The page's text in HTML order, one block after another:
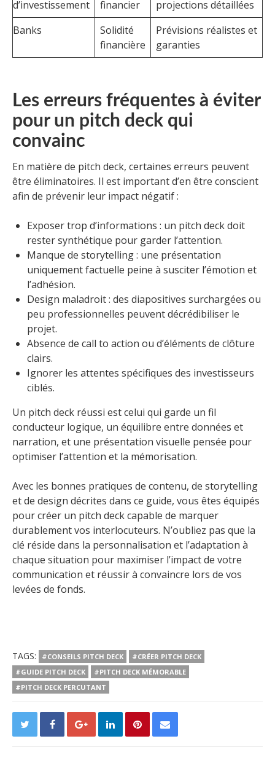
d’investissement
financier
projections détaillées
Banks
Solidité
financière
Prévisions réalistes et
garanties
Les erreurs fréquentes à éviter
pour un pitch deck qui
convainc
En matière de pitch deck, certaines erreurs peuvent
être éliminatoires. Il est important d’en être conscient
afin de prévenir leur impact négatif :
Exposer trop d’informations : un pitch deck doit
rester synthétique pour garder l’attention.
Manque de storytelling : une présentation
uniquement factuelle peine à susciter l’émotion et
l’adhésion.
Design maladroit : des diapositives surchargées ou
peu professionnelles peuvent décrédibiliser le
projet.
Absence de call to action ou d’éléments de clôture
clairs.
Ignorer les attentes spécifiques des investisseurs
ciblés.
Un pitch deck réussi est celui qui garde un fil
conducteur logique, un équilibre entre données et
narration, et une présentation visuelle pensée pour
optimiser l’attention et la mémorisation.
Avec les bonnes pratiques de contenu, de storytelling
et de design décrites dans ce guide, vous êtes équipés
pour créer un pitch deck capable de marquer
durablement vos interlocuteurs. N’oubliez pas que la
clé réside dans la personnalisation et l’adaptation à
chaque situation pour maximiser l’impact de votre
communication et réussir à convaincre lors de vos
levées de fonds.
TAGS: #CONSEILS PITCH DECK
#CRÉER PITCH DECK
#GUIDE PITCH DECK
#PITCH DECK MÉMORABLE
#PITCH DECK PERCUTANT